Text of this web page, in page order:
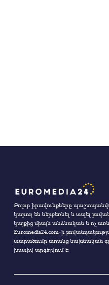
Բոլոր իրավունքները
կարող են ներբեռնել և տպել
կայքից միայն անձնական և ոչ
Euromedia24.com-ի
տարածումը առանց նախնական
խստիվ արգելվում է: